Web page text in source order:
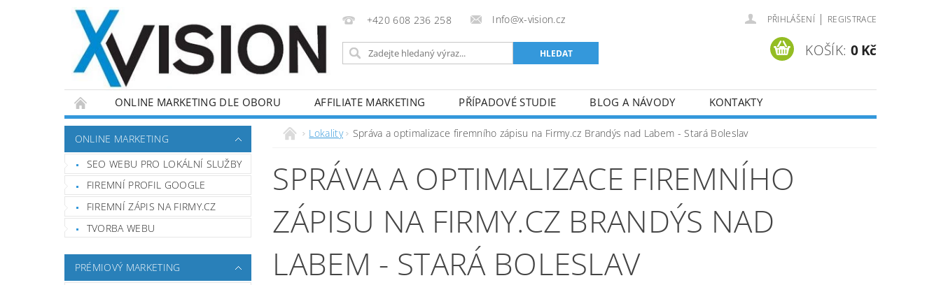
+420 608 236 258 Info@x-vision.cz PŘIHLÁŠENÍ | REGISTRACE
KOŠÍK: 0 Kč
ONLINE MARKETING DLE OBORU AFFILIATE MARKETING PŘÍPADOVÉ STUDIE BLOG A NÁVODY KONTAKTY
ONLINE MARKETING
SEO WEBU PRO LOKÁLNÍ SLUŽBY
FIREMNÍ PROFIL GOOGLE
FIREMNÍ ZÁPIS NA FIRMY.CZ
TVORBA WEBU
PRÉMIOVÝ MARKETING
Lokality Správa a optimalizace firemního zápisu na Firmy.cz Brandýs nad Labem - Stará Boleslav
SPRÁVA A OPTIMALIZACE FIREMNÍHO
ZÁPISU NA FIRMY.CZ BRANDÝS NAD
LABEM - STARÁ BOLESLAV